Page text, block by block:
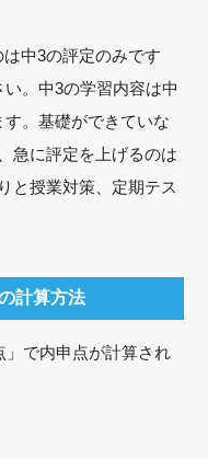
中3の評定のみです
。中3の学習内容は中
。基礎ができていな
急に評定を上げるのは
と授業対策、定期テス
計算方法
」で内申点が計算され